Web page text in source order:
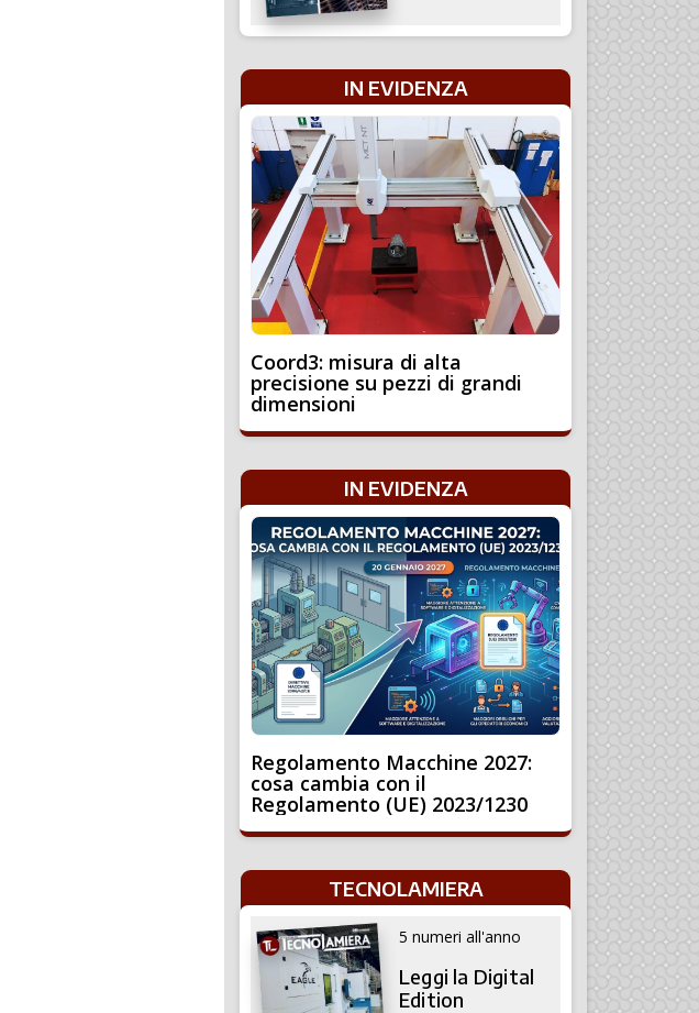
IN EVIDENZA
Coord3: misura di alta
precisione su pezzi di grandi
dimensioni
IN EVIDENZA
Regolamento Macchine 2027:
cosa cambia con il
Regolamento (UE) 2023/1230
TECNOLAMIERA
5 numeri all'anno
Leggi la Digital
Edition